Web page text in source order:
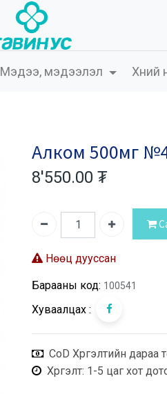
Мэдээ, мэдээлэл Хүний
Алком 500мг
8'550.00 ₮
Нөөц дууссан
Барааны код: 100541
Хуваалцах :
CoD Хүргэлтийн дараа
Хүргэлт: 1-5 цаг хот